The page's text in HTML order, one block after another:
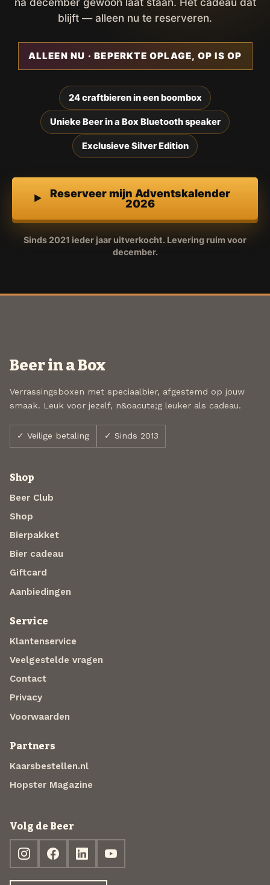
blijft — alleen nu te reserveren.
ALLEEN NU · BEPERKTE OPLAGE, OP IS OP
24 craftbieren in een boombox
Unieke Beer in a Box Bluetooth speaker
Exclusieve Silver Edition
Reserveer mijn Adventskalender
2026
Sinds 2021 ieder jaar uitverkocht. Levering ruim voor
december.
Beer in a Box
Verrassingsboxen met speciaalbier, afgestemd op jouw
smaak. Leuk voor jezelf, n&oacute;g leuker als cadeau.
✓ Veilige betaling ✓ Sinds 2013
Shop
Beer Club
Shop
Bierpakket
Bier cadeau
Giftcard
Aanbiedingen
Service
Klantenservice
Veelgestelde vragen
Contact
Privacy
Voorwaarden
Partners
Kaarsbestellen.nl
Hopster Magazine
Volg de Beer